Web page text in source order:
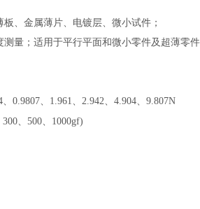
、金属薄片、电镀层、微小试件；
量；适用于平行平面和微小零件及超薄零件
0.9807、1.961、2.942、4.904、9.807N
300、500、1000gf)